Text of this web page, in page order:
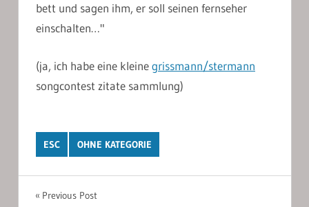
bett und sagen ihm, er soll seinen fernseher
einschalten…"
(ja, ich habe eine kleinegrissmann/stermann
songcontest zitate sammlung)
ESC OHNE KATEGORIE
Post
Previous Post